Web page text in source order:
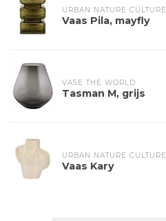
URBAN NATURE CULTURE
Vaas Pila, mayfly
VASE THE WORLD
Tasman M, grijs
URBAN NATURE CULTURE
Vaas Kary